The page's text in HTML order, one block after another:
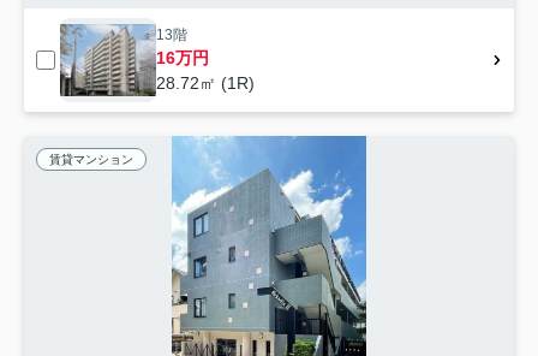
13階
16万円
28.72㎡ (1R)
賃貸マンション